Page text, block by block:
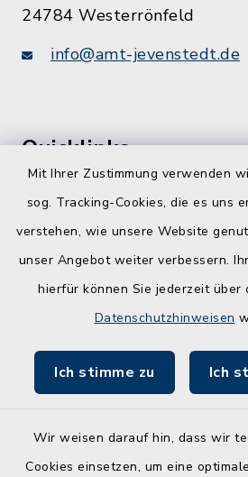
Mit Ihrer Zustimmung verwenden
sog. Tracking-Cookies, die es uns
verstehen, wie unsere Website
unser Angebot weiter verbessern.
hierfür können Sie jederzeit über
Datenschutzhinweisen
Ich stimme zu Ich
Wir weisen darauf hin, dass wir
Cookies einsetzen, um eine
24784 Westerrönfeld
info@amt-jevenstedt.de
Quicklinks
Schule am Ochsenweg
ZBmSH
Entwicklungsagentur für den
Kontakt